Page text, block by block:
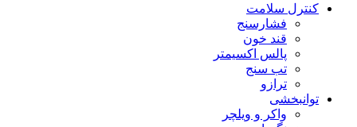
کنترل سلامت
فشارسنج
قند خون
پالس اکسیمتر
تب سنج
ترازو
توانبخشی
واکر و ویلچر